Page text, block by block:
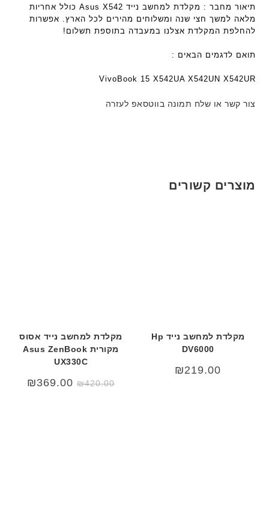
תיאור מחבר : מקלדת למחשב נייד Asus X542 כולל אחריות
מלאה למשך חצי שנה ומשלוחים מהירים לכל הארץ. אפשרות
להחלפת המקלדת אצלנו במעבדה בתוספת תשלום!
תואם לדגמים הבאים :
VivoBook 15 X542UA X542UN X542UR
צור קשר או שלח תמונה בווטסאפ לעזרה
מוצרים קשורים
מקלדת למחשב נייד Hp
DV6000
₪219.00
מקלדת למחשב נייד אסוס
מקורית Asus ZenBook
UX330C
₪420.00
המחיר
המקורי
₪369.00
המחיר
הנוכחי